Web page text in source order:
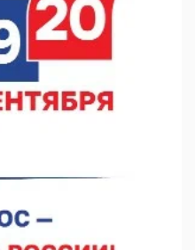
терминалы оплаты